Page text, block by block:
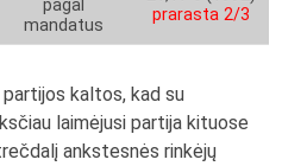
pagal
mandatus
prarasta 2/3
kaltos, kad su
laimėjusi partija kituose
ankstesnės rinkėjų